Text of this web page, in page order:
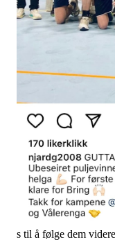
s til å følge dem